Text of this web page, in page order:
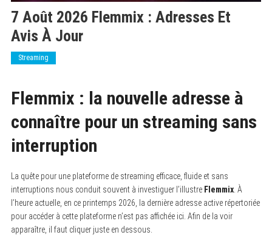
7 Août 2026 Flemmix : Adresses Et
Avis À Jour
Streaming
Flemmix : la nouvelle adresse à
connaître pour un streaming sans
interruption
La quête pour une plateforme de streaming efficace, fluide et sans
interruptions nous conduit souvent à investiguer l’illustre Flemmix. À
l’heure actuelle, en ce printemps 2026, la dernière adresse active répertoriée
pour accéder à cette plateforme n’est pas affichée ici. Afin de la voir
apparaître, il faut cliquer juste en dessous.